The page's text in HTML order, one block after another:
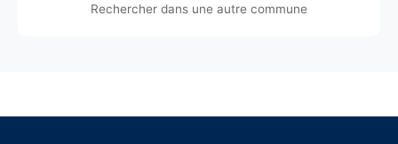
Rechercher dans une autre commune